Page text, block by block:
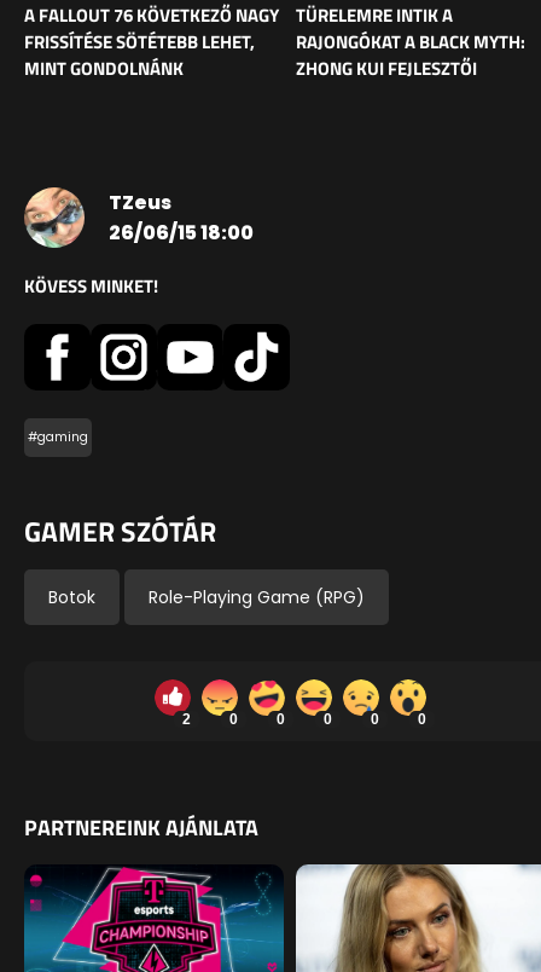
A FALLOUT 76 KÖVETKEZŐ NAGY
FRISSÍTÉSE SÖTÉTEBB LEHET,
MINT GONDOLNÁNK
TÜRELEMRE INTIK A
RAJONGÓKAT A BLACK MYTH:
ZHONG KUI FEJLESZTŐI
TZeus
26/06/15 18:00
KÖVESS MINKET!
#gaming
GAMER SZÓTÁR
Botok Role-Playing Game (RPG)
2 0 0 0 0 0
PARTNEREINK AJÁNLATA